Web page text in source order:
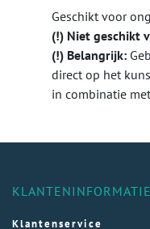
Geschikt voor
(!) Niet geschikt
(!) Belangrijk:
direct op het
in combinatie
KLANTENINFORMATIE
Klantenservice